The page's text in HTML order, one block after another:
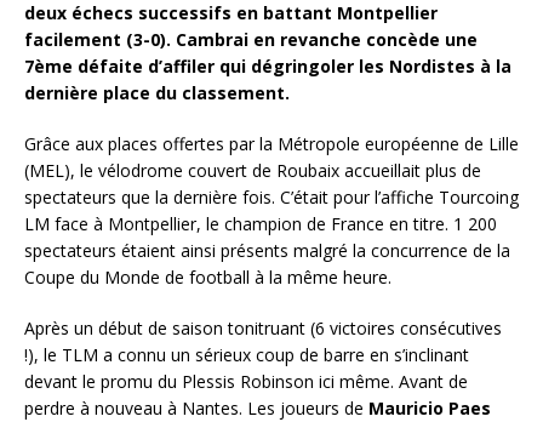
deux échecs successifs en battant Montpellier
facilement (3-0). Cambrai en revanche concède une
7ème défaite d’affiler qui dégringoler les Nordistes à la
dernière place du classement.
Grâce aux places offertes par la Métropole européenne de Lille
(MEL), le vélodrome couvert de Roubaix accueillait plus de
spectateurs que la dernière fois. C’était pour l’affiche Tourcoing
LM face à Montpellier, le champion de France en titre. 1 200
spectateurs étaient ainsi présents malgré la concurrence de la
Coupe du Monde de football à la même heure.
Après un début de saison tonitruant (6 victoires consécutives
!), le TLM a connu un sérieux coup de barre en s’inclinant
devant le promu du Plessis Robinson ici même. Avant de
perdre à nouveau à Nantes. Les joueurs de Mauricio Paes